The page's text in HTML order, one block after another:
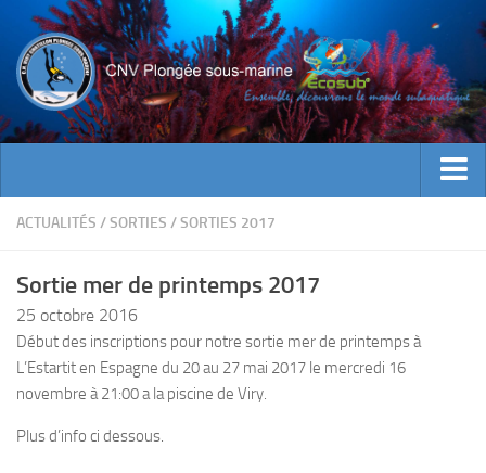
ACTUALITES
INFOS CNV
Bienvenue
Contacts
Encadrement
ACTUALITÉS /SORTIES /SORTIES 2017
Sortie mer de printemps 2017
25 octobre 2016
Début des inscriptions pour notre sortie mer de printemps à
L’Estartit en Espagne du 20 au 27 mai 2017 le mercredi 16
novembre à 21:00 a la piscine de Viry.
Plus d’info ci dessous.